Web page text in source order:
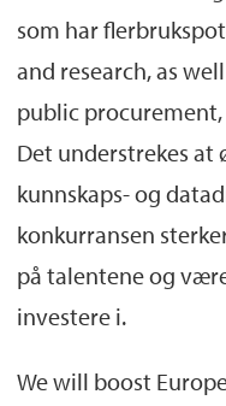
som har
and research, as
public
Det understrekes
kunnskaps- og
konkurransen
på talentene og
investere i.
We will boost